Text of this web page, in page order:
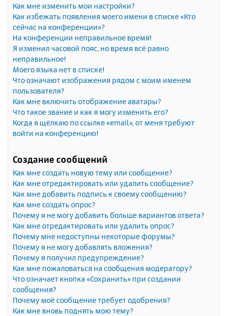
Как мне изменить мои настройки?
Как избежать появления моего имени в списке «Кто
сейчас на конференции»?
На конференции неправильное время!
Я изменил часовой пояс, но время всё равно
неправильное!
Моего языка нет в списке!
Что означают изображения рядом с моим именем
пользователя?
Как мне включить отображение аватары?
Что такое звание и как я могу изменить его?
Когда я щёлкаю по ссылке «email», от меня требуют
войти на конференцию!
Создание сообщений
Как мне создать новую тему или сообщение?
Как мне отредактировать или удалить сообщение?
Как мне добавить подпись к своему сообщению?
Как мне создать опрос?
Почему я не могу добавить больше вариантов ответа?
Как мне отредактировать или удалить опрос?
Почему мне недоступны некоторые форумы?
Почему я не могу добавлять вложения?
Почему я получил предупреждение?
Как мне пожаловаться на сообщения модератору?
Что означает кнопка «Сохранить» при создании
сообщения?
Почему моё сообщение требует одобрения?
Как мне вновь поднять мою тему?